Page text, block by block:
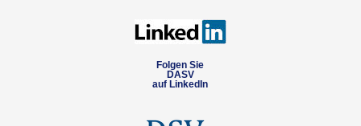
Folgen Sie
DASV
auf LinkedIn